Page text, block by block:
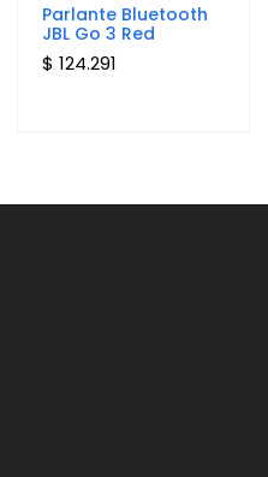
Parlante Bluetooth
JBL Go 3 Red
$ 124.291